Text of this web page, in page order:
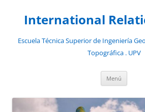
contenido
International
Escuela Técnica Superior de Ingeniería
Topográfica . UPV
Menú